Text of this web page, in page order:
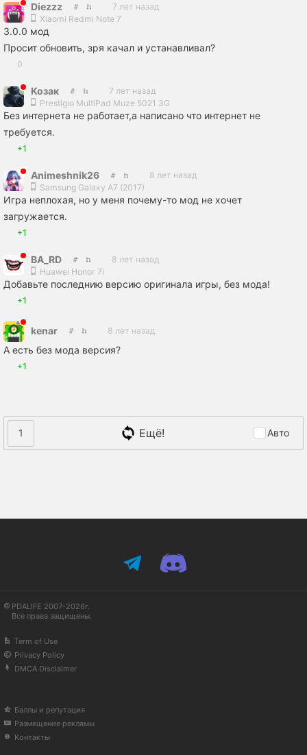
Diezzz
7 лет назад
Xiaomi Redmi Note 7
3.0.0 мод
Просит обновить, зря качал и устанавливал?
0
Козак
7 лет назад
Prestigio MultiPad Muze 5021 3G
Без интернета не работает,а написано что интернет не
требуется.
+1
Animeshnik26
8 лет назад
Samsung Galaxy A7 (2017)
Игра неплохая, но у меня почему-то мод не хочет
загружается.
+1
BA_RD
8 лет назад
Huawei Honor 7i
Добавьте последнию версию оригинала игры, без мода!
+1
kenar 8 лет назад
А есть без мода версия?
+1
1 Ещё! Авто
PDALIFE 2007-2026г.
Все права защищены.
Term of Use
Privacy Policy
DMCA Disclaimer
Баллы и репутация
Размещение рекламы
Контакты